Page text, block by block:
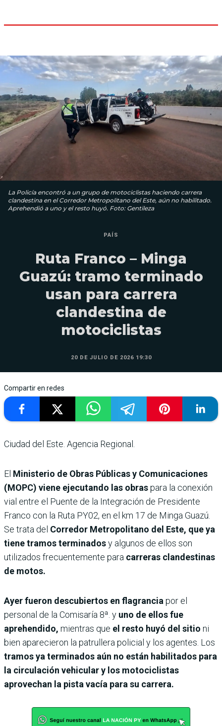
La Policía encontró a un grupo de motociclistas haciendo carrera
clandestina en el Corredor Metropolitano del Este, aún no habilitado.
Aprehendió a uno y el resto huyó. Foto: Gentileza
PAÍS
Ruta Franco – Minga
Guazú: tramo terminado
usan para carrera
clandestina de
motociclistas
20 DE JULIO DE 2026 19:30
Compartir en redes
Ciudad del Este. Agencia Regional.
El Ministerio de Obras Públicas y Comunicaciones
(MOPC) viene ejecutando las obraspara la conexión
vial entre el Puente de la Integración de Presidente
Franco con la Ruta PY02, en el km 17 de Minga Guazú.
Se trata del Corredor Metropolitano del Este, que ya
tiene tramos terminadosy algunos de ellos son
utilizados frecuentemente para carreras clandestinas
de motos.
Ayer fueron descubiertos en flagrancia por el
personal de la Comisaría 8ª. y uno de ellos fue
aprehendido, mientras que el resto huyó del sitio ni
bien aparecieron la patrullera policial y los agentes. Los
tramos ya terminados aún no están habilitados para
la circulación vehicular y los motociclistas
aprovechan la pista vacía para su carrera.